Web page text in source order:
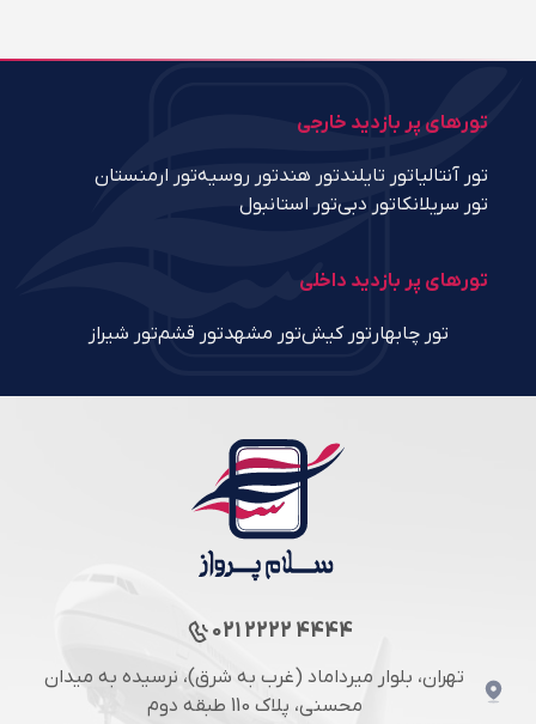
تورهای پر بازدید خارجی
تور آنتالیاتور تایلندتور هندتور روسیهتور ارمنستان
تور سریلانکاتور دبیتور استانبول
تورهای پر بازدید داخلی
تور چابهار تور کیشتور مشهدتور قشمتور شیراز
021 2222 4444
تهران، بلوار میرداماد (غرب به شرق)، نرسیده به میدان
محسنی، پلاک 110 طبقه دوم